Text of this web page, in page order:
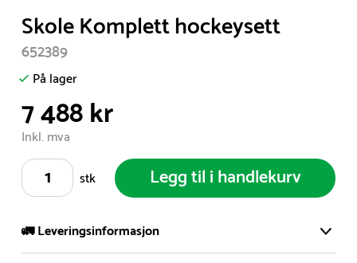
Item
1
of
1
Skole Komplett hockeysett
652389
På lager
7 488 kr
Inkl. mva
stk
Legg til i handlekurv
🚛 Leveringsinformasjon